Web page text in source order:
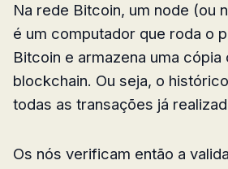
Na rede Bitcoin, um node (ou
é um computador que roda o
Bitcoin e armazena uma cópia
blockchain. Ou seja, o
todas as transações já
Os nós verificam então a